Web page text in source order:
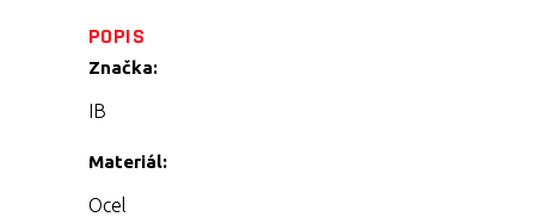
POPIS
Značka:
IB
Materiál:
Ocel